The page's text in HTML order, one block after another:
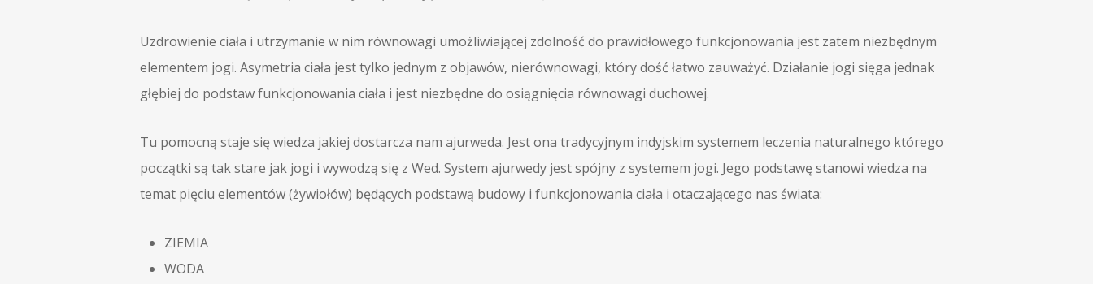
Uzdrowienie ciała i utrzymanie w nim równowagi umożliwiającej zdolność do prawidłowego funkcjonowania jest zatem niezbędnym
elementem jogi. Asymetria ciała jest tylko jednym z objawów, nierównowagi, który dość łatwo zauważyć. Działanie jogi sięga jednak
głębiej do podstaw funkcjonowania ciała i jest niezbędne do osiągnięcia równowagi duchowej.
Tu pomocną staje się wiedza jakiej dostarcza nam ajurweda. Jest ona tradycyjnym indyjskim systemem leczenia naturalnego którego
początki są tak stare jak jogi i wywodzą się z Wed. System ajurwedy jest spójny z systemem jogi. Jego podstawę stanowi wiedza na
temat pięciu elementów (żywiołów) będących podstawą budowy i funkcjonowania ciała i otaczającego nas świata:
ZIEMIA
WODA